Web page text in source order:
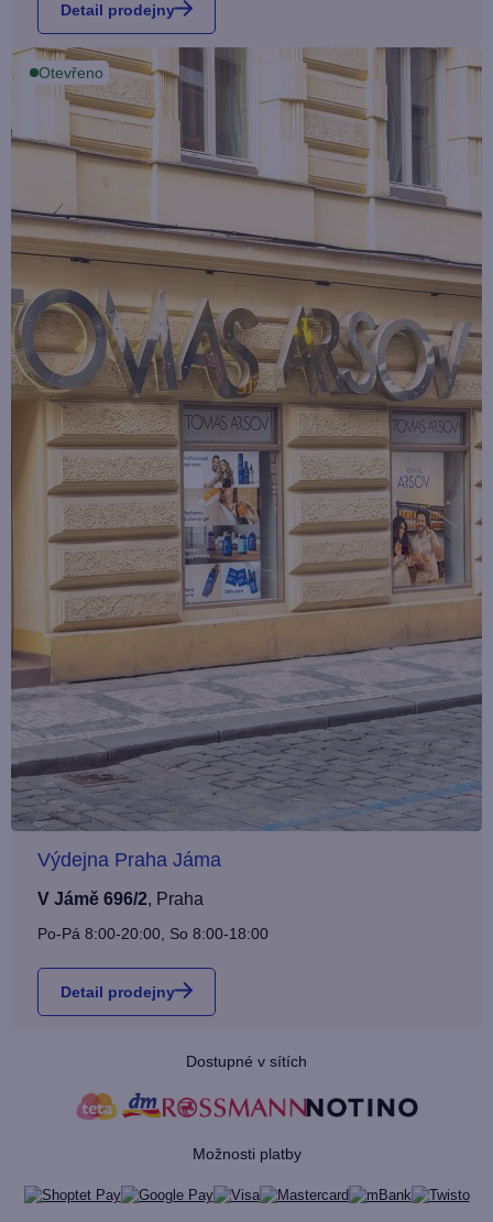
Detail prodejny
Otevřeno
Výdejna Praha Jáma
V Jámě 696/2, Praha
Po-Pá 8:00-20:00, So 8:00-18:00
Detail prodejny
Dostupné v sítích
Možnosti platby